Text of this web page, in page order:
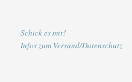
Schick es mir!
Infos zum Versand/Datenschutz